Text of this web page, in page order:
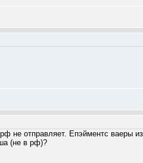
не отправляет. Епэйментс ваеры
(не в рф)?